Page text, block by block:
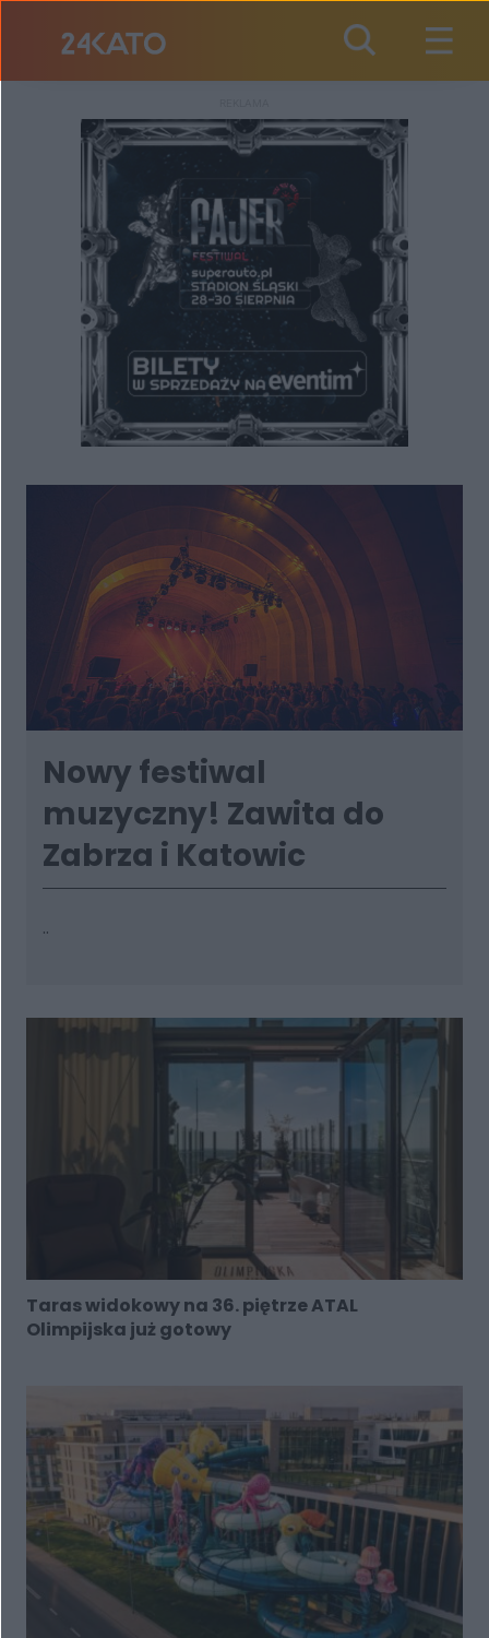
Nowy festiwal
muzyczny! Zawita do
Zabrza i Katowic
..
Taras widokowy na 36. piętrze ATAL
Olimpijska już gotowy